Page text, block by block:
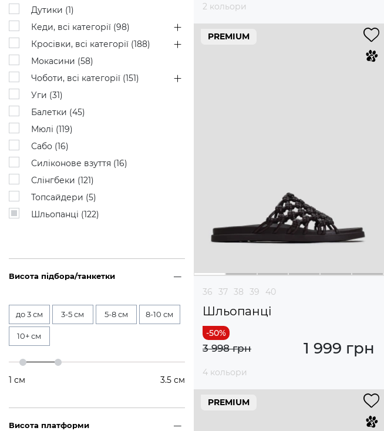
Дутики (1)
Кеди, всі категорії (98)
Кросівки, всі категорії (188)
Мокасини (58)
Чоботи, всі категорії (151)
Уги (31)
Балетки (45)
Мюлі (119)
Сабо (16)
Силіконове взуття (16)
Слінгбеки (121)
Топсайдери (5)
Шльопанці (122)
Висота підбора/танкетки
до 3 см 3-5 см 5-8 см 8-10 см
10+ см
1 см 3.5 см
Висота платформи
2 кольори
PREMIUM
36 37 38 39 40
Шльопанці
1 999 грн
3 998 грн
4 кольори
PREMIUM